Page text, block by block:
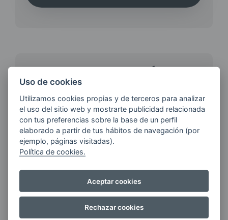
LAS
ÚLTIMAS NOVEDADES?
E-MAIL
Quiero recibir las últimas novedades de AVIA
ENERGIAS por cualquier medio, incluido
electrónico.Más información
Uso de cookies
Utilizamos cookies propias y de terceros para analizar
el uso del sitio web y mostrarte publicidad relacionada
con tus preferencias sobre la base de un perfil
elaborado a partir de tus hábitos de navegación (por
ejemplo, páginas visitadas).
Política de cookies.
Aceptar cookies
Rechazar cookies